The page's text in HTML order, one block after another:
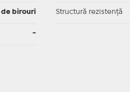
de birouri
-
Structură rezistență